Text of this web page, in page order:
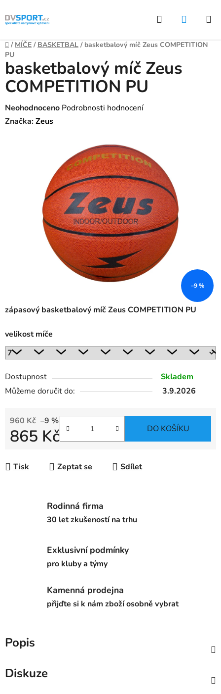
Přejít
na
Hledat
Domů
/ MÍČE / BASKETBAL / basketbalový míč Zeus COMPETITION
PU
zápasový basketbalový míč Zeus COMPETITION PU
velikost míče
Dostupnost
Skladem
Můžeme doručit do:
3.9.2026
960 Kč –9 %
865 Kč DO KOŠÍKU
Tisk Zeptat se Sdílet
basketbalový míč Zeus
COMPETITION PU
Průměrné
hodnocení
Neohodnoceno Podrobnosti hodnocení
Značka:Zeus
–9 %
Rodinná firma
30 let zkušeností na trhu
Exklusivní podmínky
pro kluby a týmy
Kamenná prodejna
přijďte si k nám zboží osobně vybrat
Popis
Diskuze